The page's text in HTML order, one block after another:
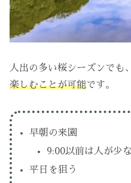
人出の多い桜シーズンでも、
楽しむことが可能です。
早朝の来園
9:00以前は人が少
平日を狙う